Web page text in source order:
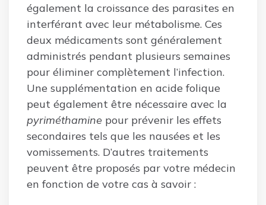
également la croissance des parasites en
interférant avec leur métabolisme. Ces
deux médicaments sont généralement
administrés pendant plusieurs semaines
pour éliminer complètement l’infection.
Une supplémentation en acide folique
peut également être nécessaire avec la
pyriméthamine pour prévenir les effets
secondaires tels que les nausées et les
vomissements. D’autres traitements
peuvent être proposés par votre médecin
en fonction de votre cas à savoir :